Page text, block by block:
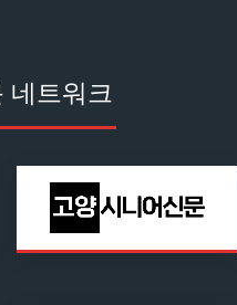
네트워크